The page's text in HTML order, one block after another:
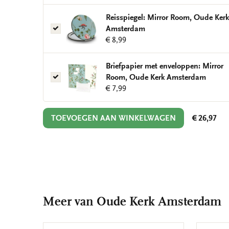
Mirror
Room,
Oude
Kerk
Reisspiegel:
Mirror
Room,
Oude
Kerk
Amsterdam
Reisspiegel: Mirror Room, Oude Kerk
Amsterdam
€ 8,99
Briefpapier
met
enveloppen:
Mirror
Room,
Briefpapier met enveloppen: Mirror
Room, Oude Kerk Amsterdam
€ 7,99
TOEVOEGEN AAN WINKELWAGEN € 26,97
Meer van Oude Kerk Amsterdam